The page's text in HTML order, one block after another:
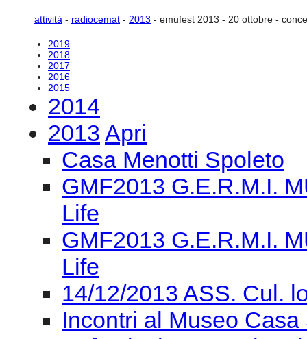
attività - radiocemat - 2013 - emufest 2013 - 20 ottobre -
2019
2018
2017
2016
2015
2014
2013 Apri
Casa Menotti Spoleto
GMF2013 G.E.R.M.I.
Life
GMF2013 G.E.R.M.I.
Life
14/12/2013 ASS. Cul.
Incontri al Museo